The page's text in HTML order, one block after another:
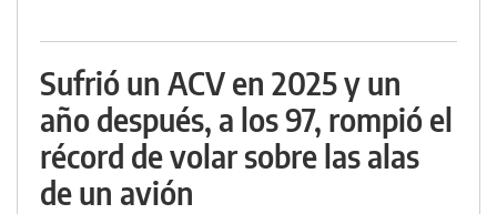
Sufrió un ACV en 2025 y un
año después, a los 97, rompió el
récord de volar sobre las alas
de un avión